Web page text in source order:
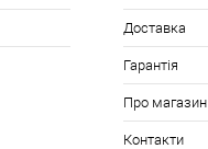
Доставка
Гарантія
Про магазин
Контакти